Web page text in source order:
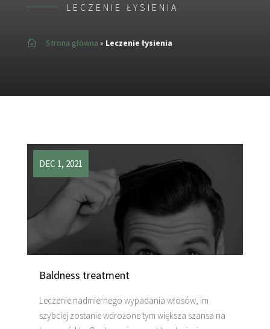
LECZENIE ŁYSIENIA
 Strona główna » Leczenie łysienia
Baldness treatment
DEC 1, 2021
Leczenie nadmiernego wypadania włosów, im
szybciej zostanie wdrożone tym większa szansa na